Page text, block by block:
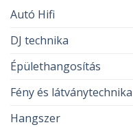
Autó Hifi
DJ technika
Épülethangosítás
Fény és látványtechnika
Hangszer